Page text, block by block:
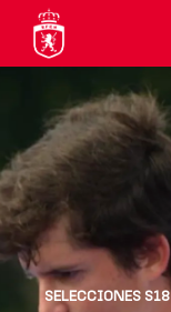
SELECCIONES S18